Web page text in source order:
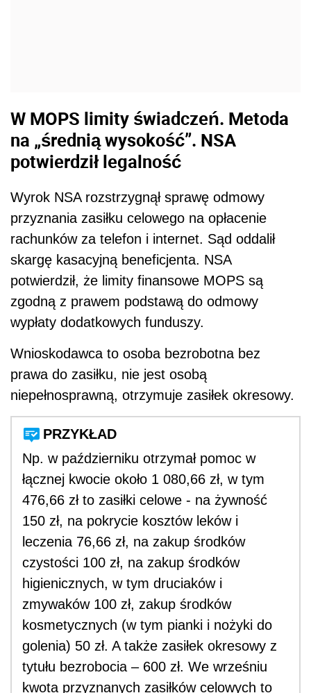
W MOPS limity świadczeń. Metoda
na „średnią wysokość”. NSA
potwierdził legalność
Wyrok NSA rozstrzygnął sprawę odmowy
przyznania zasiłku celowego na opłacenie
rachunków za telefon i internet. Sąd oddalił
skargę kasacyjną beneficjenta. NSA
potwierdził, że limity finansowe MOPS są
zgodną z prawem podstawą do odmowy
wypłaty dodatkowych funduszy.
Wnioskodawca to osoba bezrobotna bez
prawa do zasiłku, nie jest osobą
niepełnosprawną, otrzymuje zasiłek okresowy.
PRZYKŁAD
Np. w październiku otrzymał pomoc w
łącznej kwocie około 1 080,66 zł, w tym
476,66 zł to zasiłki celowe - na żywność
150 zł, na pokrycie kosztów leków i
leczenia 76,66 zł, na zakup środków
czystości 100 zł, na zakup środków
higienicznych, w tym druciaków i
zmywaków 100 zł, zakup środków
kosmetycznych (w tym pianki i nożyki do
golenia) 50 zł. A także zasiłek okresowy z
tytułu bezrobocia – 600 zł. We wrześniu
kwota przyznanych zasiłków celowych to